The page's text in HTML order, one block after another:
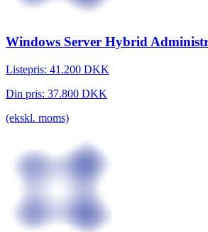
Windows Server Hybrid
Listepris: 41.200 DKK
Din pris: 37.800 DKK
(ekskl. moms)